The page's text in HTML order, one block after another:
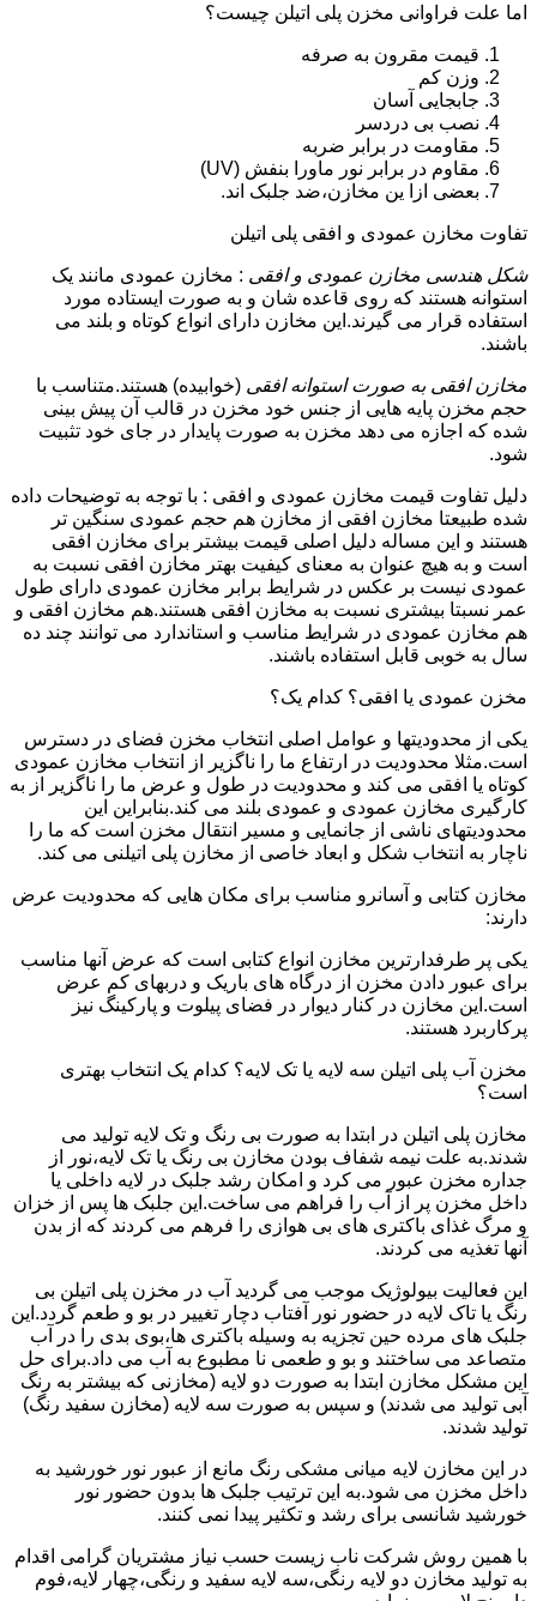
اما علت فراوانی مخزن پلی اتیلن چیست؟
قیمت مقرون به صرفه
وزن کم
جابجایی آسان
نصب بی دردسر
مقاومت در برابر ضربه
مقاوم در برابر نور ماورا بنفش (UV)
بعضی ازا ین مخازن،ضد جلبک اند.
تفاوت مخازن عمودی و افقی پلی اتیلن
شکل هندسی مخازن عمودی و افقی : مخازن عمودی مانند یک
استوانه هستند که روی قاعده شان و به صورت ایستاده مورد
استفاده قرار می گیرند.این مخازن دارای انواع کوتاه و بلند می
باشند.
مخازن افقی به صورت استوانه افقی (خوابیده) هستند.متناسب با
حجم مخزن پایه هایی از جنس خود مخزن در قالب آن پیش بینی
شده که اجازه می دهد مخزن به صورت پایدار در جای خود تثبیت
شود.
دلیل تفاوت قیمت مخازن عمودی و افقی : با توجه به توضیحات داده
شده طبیعتا مخازن افقی از مخازن هم حجم عمودی سنگین تر
هستند و این مساله دلیل اصلی قیمت بیشتر برای مخازن افقی
است و به هیچ عنوان به معنای کیفیت بهتر مخازن افقی نسبت به
عمودی نیست بر عکس در شرایط برابر مخازن عمودی دارای طول
عمر نسبتا بیشتری نسبت به مخازن افقی هستند.هم مخازن افقی و
هم مخازن عمودی در شرایط مناسب و استاندارد می توانند چند ده
سال به خوبی قابل استفاده باشند.
مخزن عمودی یا افقی؟ کدام یک؟
یکی از محدودیتها و عوامل اصلی انتخاب مخزن فضای در دسترس
است.مثلا محدودیت در ارتفاع ما را ناگزیر از انتخاب مخازن عمودی
کوتاه یا افقی می کند و محدودیت در طول و عرض ما را ناگزیر از به
کارگیری مخازن عمودی و عمودی بلند می کند.بنابراین این
محدودیتهای ناشی از جانمایی و مسیر انتقال مخزن است که ما را
ناچار به انتخاب شکل و ابعاد خاصی از مخازن پلی اتیلنی می کند.
مخازن کتابی و آسانرو مناسب برای مکان هایی که محدودیت عرض
دارند:
یکی پر طرفدارترین مخازن انواع کتابی است که عرض آنها مناسب
برای عبور دادن مخزن از درگاه های باریک و دربهای کم عرض
است.این مخازن در کنار دیوار در فضای پیلوت و پارکینگ نیز
پرکاربرد هستند.
مخزن آب پلی اتیلن سه لایه یا تک لایه؟ کدام یک انتخاب بهتری
است؟
مخازن پلی اتیلن در ابتدا به صورت بی رنگ و تک لایه تولید می
شدند.به علت نیمه شفاف بودن مخازن بی رنگ یا تک لایه،نور از
جداره مخزن عبور می کرد و امکان رشد جلبک در لایه داخلی یا
داخل مخزن پر از آب را فراهم می ساخت.این جلبک ها پس از خزان
و مرگ غذای باکتری های بی هوازی را فرهم می کردند که از بدن
آنها تغذیه می کردند.
این فعالیت بیولوژیک موجب می گردید آب در مخزن پلی اتیلن بی
رنگ یا تاک لایه در حضور نور آفتاب دچار تغییر در بو و طعم گردد.این
جلبک های مرده حین تجزیه به وسیله باکتری ها،بوی بدی را در آب
متصاعد می ساختند و بو و طعمی نا مطبوع به آب می داد.برای حل
این مشکل مخازن ابتدا به صورت دو لایه (مخازنی که بیشتر به رنگ
آبی تولید می شدند) و سپس به صورت سه لایه (مخازن سفید رنگ)
تولید شدند.
در این مخازن لایه میانی مشکی رنگ مانع از عبور نور خورشید به
داخل مخزن می شود.به این ترتیب جلبک ها بدون حضور نور
خورشید شانسی برای رشد و تکثیر پیدا نمی کنند.
با همین روش شرکت ناب زیست حسب نیاز مشتریان گرامی اقدام
به تولید مخازن دو لایه رنگی،سه لایه سفید و رنگی،چهار لایه،فوم